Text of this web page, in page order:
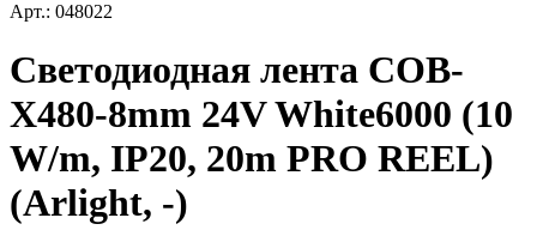
Арт.: 048022
Светодиодная лента COB-
X480-8mm 24V White6000 (10
W/m, IP20, 20m PRO REEL)
(Arlight, -)